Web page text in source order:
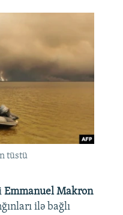
tüstü
Emmanuel Makron
ilə bağlı